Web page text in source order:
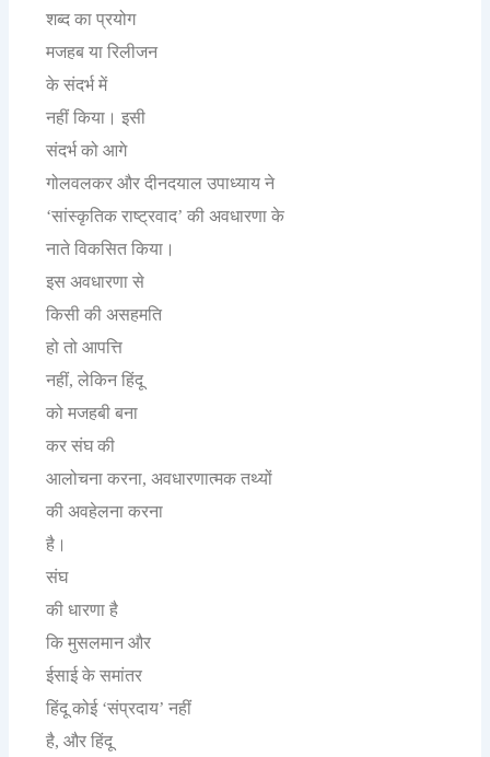
शब्द का प्रयोग
मजहब या रिलीजन
के संदर्भमें
नहींकिया। इसी
संदर्भको आगे
गोलवलकर और दीनदयाल उपाध्याय ने
‘सांस्कृतिक राष्ट्रवाद’की अवधारणा के
नाते विकसित किया।
इस अवधारणा से
किसी की असहमति
हो तो आपत्ति
नहीं,लेकिनहिंदू
को मजहबी बना
कर संघकी
आलोचना करना,अवधारणात्मक तथ्यों
की अवहेलना करना
है।
संघ
की धारणा है
कि मुसलमानऔर
ईसाईके समांतर
हिंदू कोई‘संप्रदाय’नहीं
है,और हिंदू